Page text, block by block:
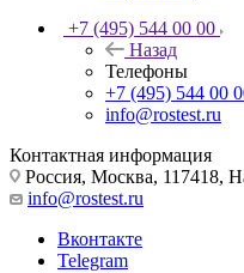
+7 (495) 544 00 00
Назад
Телефоны
+7 (495) 544 00
info@rostest.ru
Контактная информация
Россия, Москва, 117418,
info@rostest.ru
Вконтакте
Telegram